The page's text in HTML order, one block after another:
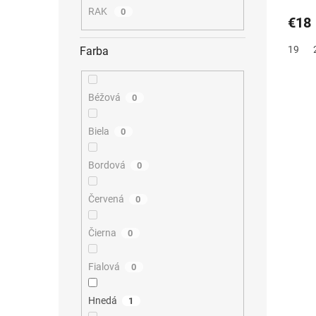
RAK 0
Farba
Béžová 0
Biela 0
Bordová 0
Červená 0
Čierna 0
Fialová 0
Hnedá 1
€18
19